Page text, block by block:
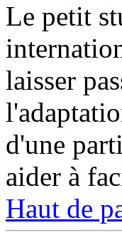
Le petit
laisser
d'une
aider à
Haut de